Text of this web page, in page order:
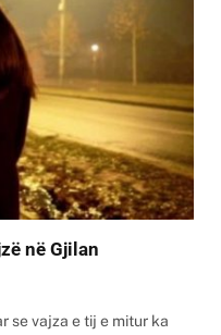
në Gjilan
se vajza e tij e mitur ka